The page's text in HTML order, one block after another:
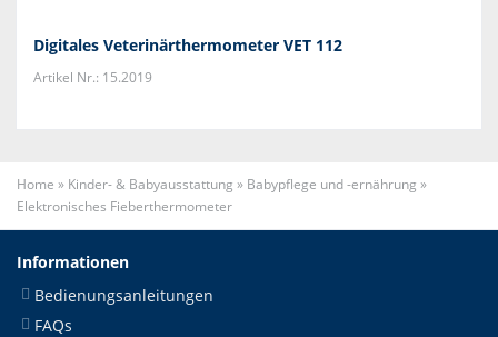
Digitales Veterinärthermometer VET 112
Artikel Nr.: 15.2019
Home » Kinder- & Babyausstattung » Babypflege und -ernährung »
Elektronisches Fieberthermometer
Informationen
Bedienungsanleitungen
FAQs